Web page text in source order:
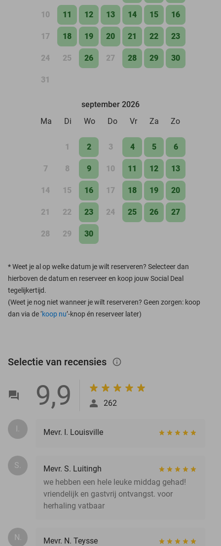
10 11 12 13 14 15 16
17 18 19 20 21 22 23
24 25 26 27 28 29 30
31
september 2026
Ma
Di Wo Do Vr Za Zo
1 2 3 4 5 6
7 8 9 10 11 12 13
14 15 16 17 18 19 20
21 22 23 24 25 26 27
28 29 30
*Weet je al op welke datum je wilt reserveren? Selecteer dan
hierboven de datum en reserveer en koop jouw Social Deal
tegelijkertijd.
(Weet je nog niet wanneer je wilt reserveren? Geen zorgen: koop
dan via de ‘koop nu’-knop én reserveer later)
Selectie van recensies info_outlined
9,9 262
I. Mevr. I. Louisville
S.
Mevr. S. Luitingh
we hebben een hele leuke middag gehad!
vriendelijk en gastvrij ontvangst. voor
herhaling vatbaar
N.
Mevr. N. Teysse